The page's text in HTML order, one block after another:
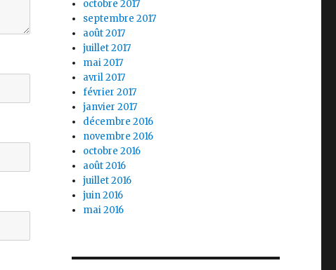
octobre 2017
septembre 2017
août 2017
juillet 2017
mai 2017
avril 2017
février 2017
janvier 2017
décembre 2016
novembre 2016
octobre 2016
août 2016
juillet 2016
juin 2016
mai 2016